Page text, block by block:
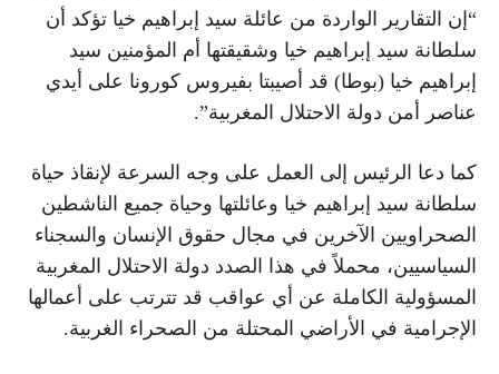
“إن التقارير الواردة من عائلة سيد إبراهيم خيا تؤكد أن
سلطانة سيد إبراهيم خيا وشقيقتها أم المؤمنين سيد
إبراهيم خيا (بوطا) قد أصيبتا بفيروس كورونا على أيدي
عناصر أمن دولة الاحتلال المغربية”.
كما دعا الرئيس إلى العمل على وجه السرعة لإنقاذ حياة
سلطانة سيد إبراهيم خيا وعائلتها وحياة جميع الناشطين
الصحراويين الآخرين في مجال حقوق الإنسان والسجناء
السياسيين، محملاً في هذا الصدد دولة الاحتلال المغربية
المسؤولية الكاملة عن أي عواقب قد تترتب على أعمالها
الإجرامية في الأراضي المحتلة من الصحراء الغربية.